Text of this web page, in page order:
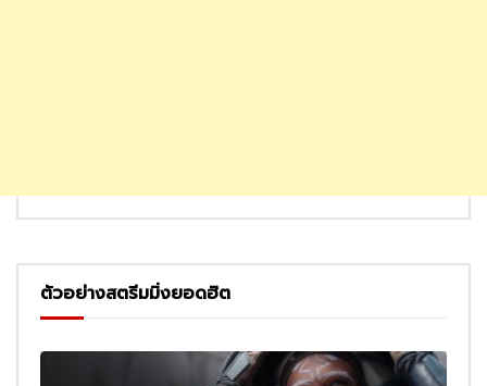
ตัวอย่างสตรีมมิ่งยอดฮิต